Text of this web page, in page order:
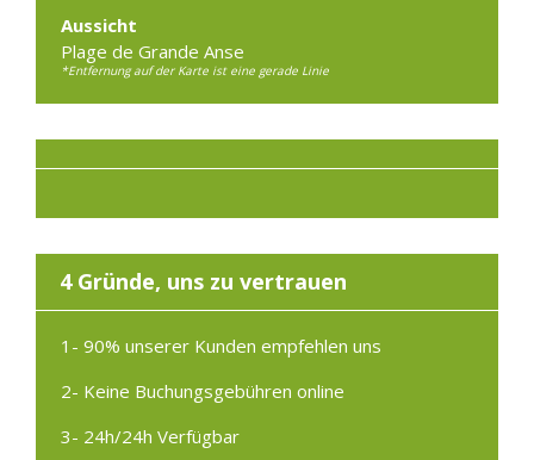
Aussicht
Plage de Grande Anse
*Entfernung auf der Karte ist eine gerade Linie
4 Gründe, uns zu vertrauen
1- 90% unserer Kunden empfehlen uns
2- Keine Buchungsgebühren online
3- 24h/24h Verfügbar